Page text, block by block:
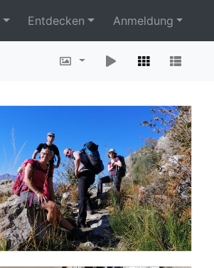
Entdecken Anmeldung